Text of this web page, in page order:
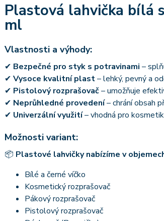
Plastová lahvička bílá
ml
Vlastnosti a výhody:
✔ Bezpečné pro styk s potravinami –
✔ Vysoce kvalitní plast– lehký, pevný a
✔ Pistolový rozprašovač– umožňuje
✔ Neprůhledné provedení– chrání obsah
✔ Univerzální využití– vhodná pro
Možnosti variant:
📦 Plastové lahvičky nabízíme v
Bílé a černé víčko
Kosmetický rozprašovač
Pákový rozprašovač
Pistolový rozprašovač